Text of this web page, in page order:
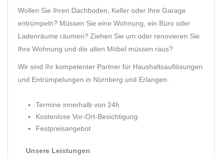
Wollen Sie Ihren Dachboden, Keller oder Ihre Garage
entrümpeln? Müssen Sie eine Wohnung, ein Büro oder
Ladenräume räumen? Ziehen Sie um oder renovieren Sie
Ihre Wohnung und die alten Möbel müssen raus?
Wir sind Ihr kompetenter Partner für Haushaltsauflösungen
und Entrümpelungen in Nürnberg und Erlangen.
Termine innerhalb von 24h
Kostenlose Vor-Ort-Besichtigung
Festpreisangebot
Unsere Leistungen